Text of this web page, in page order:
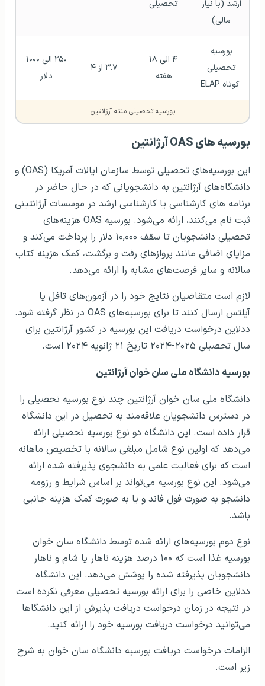
مالی)
تحصیلی
کوتاه ELAP
هفته
۳.۷ از ۴
دلار
بورسیه تحصیلی منته آرژانتین
بورسیه‌ های OAS آرژانتین
این بورسیه‌های تحصیلی توسط سازمان ایالات آمریکا (OAS) و
دانشگاه‌های آرژانتین به دانشجویانی که در حال حاضر در
برنامه های کارشناسی یا کارشناسی ارشد در موسسات آرژانتینی
ثبت نام می‌کنند، ارائه می‌شود. بورسیه OAS هزینه‌های
تحصیلی دانشجویان تا سقف ۱۰,۰۰۰ دلار را پرداخت می‌کند و
مزایای اضافی مانند پروازهای رفت و برگشت، کمک هزینه کتاب
سالانه و سایر فرصت‌های مشابه را ارائه می‌دهد.
لازم است متقاضیان نتایج خود را در آزمون‌های تافل یا
آیلتس ارسال کنند تا برای بورسیه‌های OAS در نظر گرفته شود.
ددلاین درخواست دریافت این بورسیه در کشور آرژانتین برای
سال تحصیلی ۲۰۲۵-۲۰۲۴ تاریخ ۲۱ ژانویه ۲۰۲۴ است.
بورسیه دانشگاه ملی سان خوان آرژانتین
دانشگاه ملی سان خوان آرژانتین چند نوع بورسیه تحصیلی را
در دسترس دانشجویان علاقه‌مند به تحصیل در این دانشگاه
قرار داده است. این دانشگاه دو نوع بورسیه تحصیلی ارائه
می‌دهد که اولین نوع شامل مبلغی سالانه با تخصیص ماهانه
است که برای فعالیت علمی به دانشجوی پذیرفته شده ارائه
می‌شود. این نوع بورسیه می‌تواند بر اساس شرایط و رزومه
دانشجو به صورت فول فاند و یا به صورت کمک هزینه جانبی
باشد.
نوع دوم بورسیه‌های ارائه شده توسط دانشگاه سان خوان
بورسیه غذا است که ۱۰۰ درصد هزینه ناهار یا شام و ناهار
دانشجویان پذیرفته شده را پوشش می‌دهد. این دانشگاه
ددلاین خاصی را برای ارائه بورسیه تحصیلی معرفی نکرده است
در نتیجه در زمان درخواست دریافت پذیرش از این دانشگاها
می‌توانید درخواست دریافت بورسیه خود را ارائه کنید.
الزامات درخواست دریافت بورسیه دانشگاه سان خوان به شرح
زیر است.